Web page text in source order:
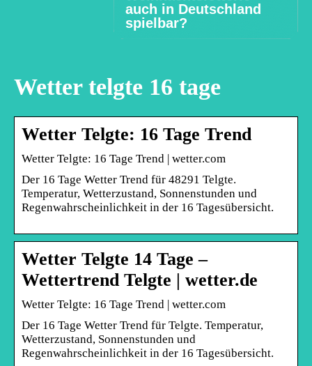
auch in Deutschland
spielbar?
Wetter telgte 16 tage
Wetter Telgte: 16 Tage Trend
Wetter Telgte: 16 Tage Trend | wetter.com
Der 16 Tage Wetter Trend für 48291 Telgte.
Temperatur, Wetterzustand, Sonnenstunden und
Regenwahrscheinlichkeit in der 16 Tagesübersicht.
Wetter Telgte 14 Tage –
Wettertrend Telgte | wetter.de
Wetter Telgte: 16 Tage Trend | wetter.com
Der 16 Tage Wetter Trend für Telgte. Temperatur,
Wetterzustand, Sonnenstunden und
Regenwahrscheinlichkeit in der 16 Tagesübersicht.